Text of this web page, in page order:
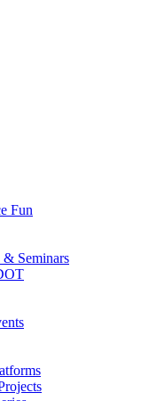
Fun
Seminars